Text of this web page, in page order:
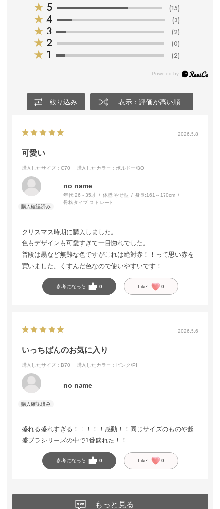
★ 5 (15)
★ 4 (3)
★ 3 (2)
★ 2 (0)
★ 1 (2)
絞り込み 表示：評価が高い順
2026.5.8
可愛い
購入したサイズ：C70 購入したカラー：ボルドー/BO
no name
年代:26～35才 体型:やせ型 身長:161～170cm
骨格タイプ:ストレート
クリスマス時期に購入しました。
色もデザインも可愛すぎて一目惚れでした。
普段は黒など無難な色ですがこれは絶対赤！！って思い赤を
買いました。くすんだ色なので使いやすいです！
参考になった 0 Like! 0
2026.5.6
いっちばんのお気に入り
購入したサイズ：B70 購入したカラー：ピンク/PI
no name
盛れる盛れすぎる！！！！！感動！！同じサイズのものや超
盛ブラシリーズの中で1番盛れた！！
参考になった 0 Like! 0
もっと見る